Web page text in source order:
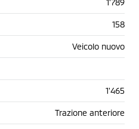
1'789
158
Veicolo nuovo
1'465
Trazione anteriore